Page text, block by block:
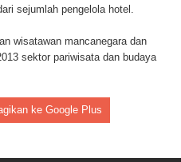
sejumlah pengelola hotel.
wisatawan mancanegara dan
sektor pariwisata dan budaya
ke Google Plus